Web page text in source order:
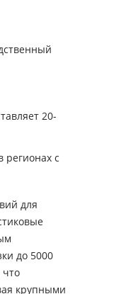
20-
регионах с
для
до 5000
что
крупными